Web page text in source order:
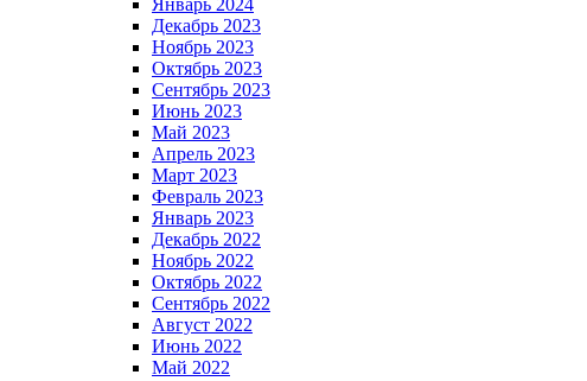
Январь 2024
Декабрь 2023
Ноябрь 2023
Октябрь 2023
Сентябрь 2023
Июнь 2023
Май 2023
Апрель 2023
Март 2023
Февраль 2023
Январь 2023
Декабрь 2022
Ноябрь 2022
Октябрь 2022
Сентябрь 2022
Август 2022
Июнь 2022
Май 2022